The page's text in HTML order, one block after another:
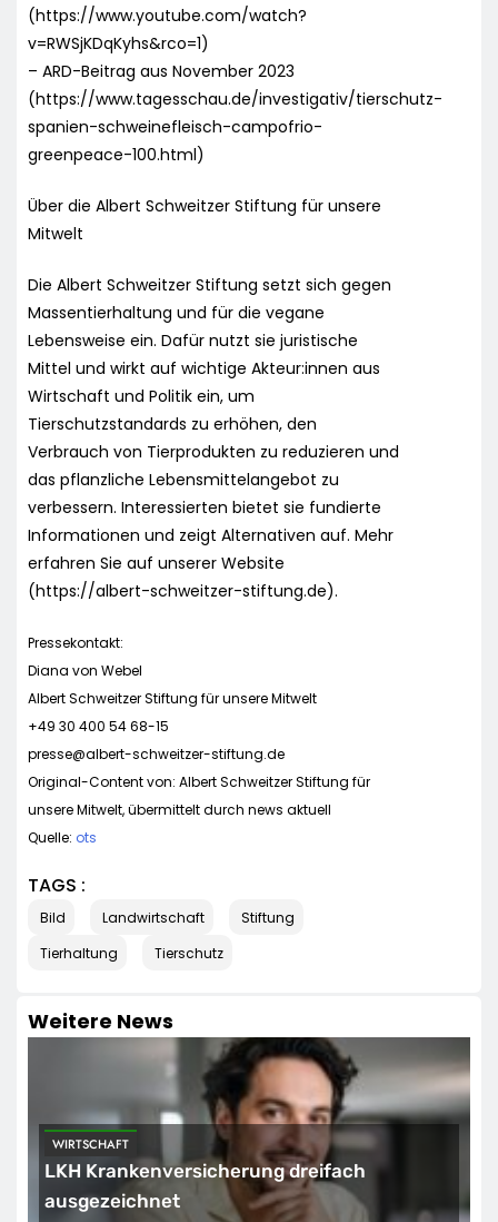
(https://www.youtube.com/watch?
v=RWSjKDqKyhs&rco=1)
– ARD-Beitrag aus November 2023
(https://www.tagesschau.de/investigativ/tierschutz-
spanien-schweinefleisch-campofrio-
greenpeace-100.html)
Über die Albert Schweitzer Stiftung für unsere
Mitwelt
Die Albert Schweitzer Stiftung setzt sich gegen
Massentierhaltung und für die vegane
Lebensweise ein. Dafür nutzt sie juristische
Mittel und wirkt auf wichtige Akteur:innen aus
Wirtschaft und Politik ein, um
Tierschutzstandards zu erhöhen, den
Verbrauch von Tierprodukten zu reduzieren und
das pflanzliche Lebensmittelangebot zu
verbessern. Interessierten bietet sie fundierte
Informationen und zeigt Alternativen auf. Mehr
erfahren Sie auf unserer Website
(https://albert-schweitzer-stiftung.de).
Pressekontakt:
Diana von Webel
Albert Schweitzer Stiftung für unsere Mitwelt
+49 30 400 54 68-15
presse@albert-schweitzer-stiftung.de
Original-Content von: Albert Schweitzer Stiftung für
unsere Mitwelt, übermittelt durch news aktuell
Quelle: ots
TAGS :
Bild Landwirtschaft
Stiftung
Tierhaltung
Tierschutz
Weitere News
WIRTSCHAFT
LKH Krankenversicherung dreifach
ausgezeichnet